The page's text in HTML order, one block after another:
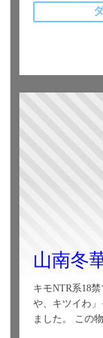
山南冬
キモNTR系18
や、キツイわ
ました。 この